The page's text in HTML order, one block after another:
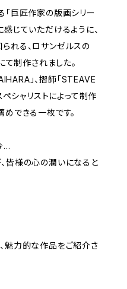
「巨匠作家の版画シリー
じていただけるように、
れる、ロサンゼルスの
制作されました。
」、摺師「STEAVE
シャリストによって制作
できる一枚です。
…
皆様の心の潤いになると
魅力的な作品をご紹介さ